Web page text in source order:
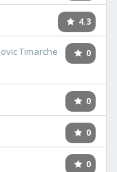
4.3
0
Timarche
0
0
0